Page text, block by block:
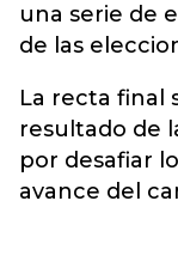
una serie de
de las
La recta final
resultado de
por desafiar
avance del